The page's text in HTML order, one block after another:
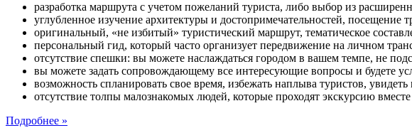
разработка маршрута с учетом пожеланий туриста, либо выбор из
углубленное изучение архитектуры и достопримечательностей, посещение
оригинальный, «не избитый» туристический маршрут, тематическое
персональный гид, который часто организует передвижение на личном
отсутствие спешки: вы можете наслаждаться городом в вашем темпе, не
вы можете задать сопровождающему все интересующие вопросы и будете
возможность спланировать свое время, избежать наплыва туристов, увидеть
отсутствие толпы малознакомых людей, которые проходят экскурсию
Подробнее »